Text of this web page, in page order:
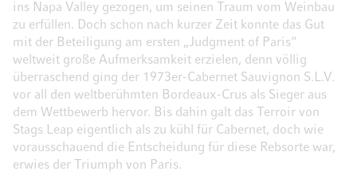
ins Napa Valley gezogen, um seinen Traum vom Weinbau
zu erfüllen. Doch schon nach kurzer Zeit konnte das Gut
mit der Beteiligung am ersten „Judgment of Paris“
weltweit große Aufmerksamkeit erzielen, denn völlig
überraschend ging der 1973er-Cabernet Sauvignon S.L.V.
vor all den weltberühmten Bordeaux-Crus als Sieger aus
dem Wettbewerb hervor. Bis dahin galt das Terroir von
Stags Leap eigentlich als zu kühl für Cabernet, doch wie
vorausschauend die Entscheidung für diese Rebsorte war,
erwies der Triumph von Paris.